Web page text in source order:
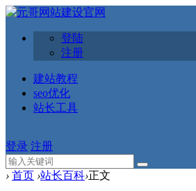
登陆
注册
建站教程
seo优化
站长工具
登录 注册
› 首页 ›站长百科›正文